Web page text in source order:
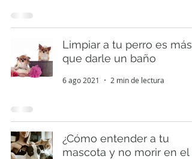
Limpiar a tu perro es más
que darle un baño
6 ago 2021 2 min de lectura
¿Cómo entender a tu
mascota y no morir en el